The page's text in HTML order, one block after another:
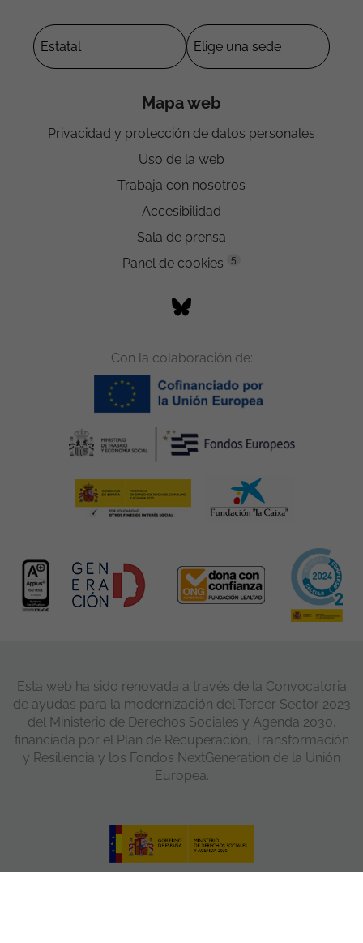
Mapa web
Privacidad y protección de datos personales
Uso de la web
Trabaja con nosotros
Accesibilidad
Sala de prensa
Panel de cookies
5
Con la colaboración de:
Esta web ha sido renovada a través de la Convocatoria
de ayudas para la modernización del Tercer Sector 2023
del Ministerio de Derechos Sociales y Agenda 2030,
financiada por el Plan de Recuperación, Transformación
y Resiliencia y los Fondos NextGeneration de la Unión
Europea.